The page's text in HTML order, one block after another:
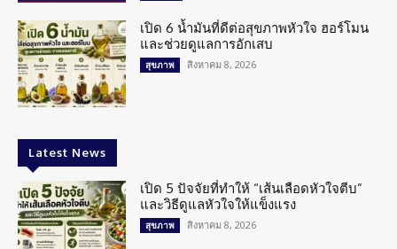
เปิด 6 น้ำมันที่ดีต่อสุขภาพหัวใจ ฮอร์โมน
และช่วยดูแลการอักเสบ
สุขภาพ สิงหาคม 8, 2026
Latest News
เปิด 5 ปัจจัยที่ทำให้ “เส้นเลือดหัวใจตีบ”
และวิธีดูแลหัวใจให้แข็งแรง
สุขภาพ สิงหาคม 8, 2026